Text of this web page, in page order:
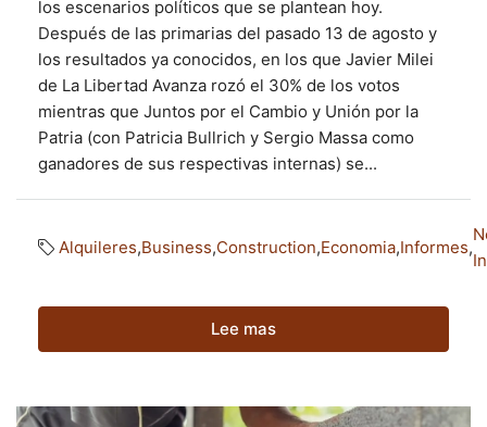
los escenarios políticos que se plantean hoy.
Después de las primarias del pasado 13 de agosto y
los resultados ya conocidos, en los que Javier Milei
de La Libertad Avanza rozó el 30% de los votos
mientras que Juntos por el Cambio y Unión por la
Patria (con Patricia Bullrich y Sergio Massa como
ganadores de sus respectivas internas) se...
Alquileres,Business,Construction,Economia,Informes,
Lee mas